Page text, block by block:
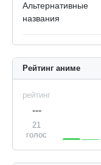
Альтернативные
названия
Рейтинг аниме
рейтинг
---
21
голос